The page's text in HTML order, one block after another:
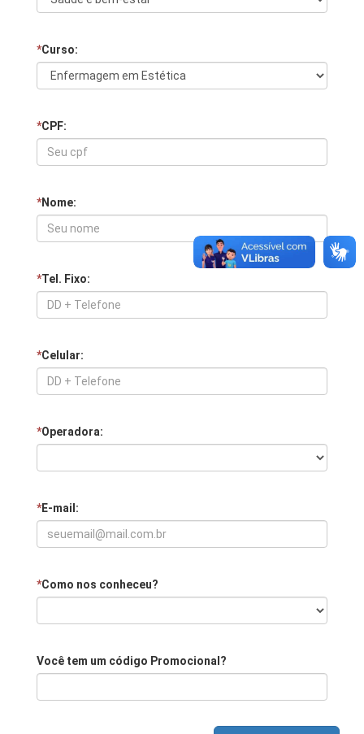
*Curso:
*CPF:
*Nome:
*Tel. Fixo:
*Celular:
*Operadora:
*E-mail:
*Como nos conheceu?
Você tem um código Promocional?